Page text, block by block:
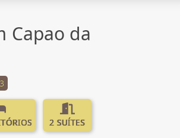
Capao da
2 SUÍTES